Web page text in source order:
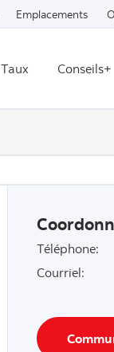
Emplacements
Taux
Conseils+
Téléphone:
Courriel: